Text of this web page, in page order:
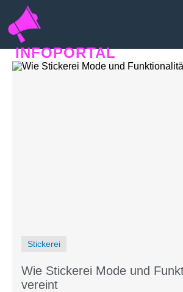
INFOPORTAL
2EQ
Stickerei
Wie Stickerei Mode und
vereint